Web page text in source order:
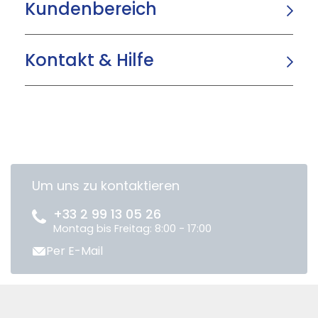
Kundenbereich
Kontakt & Hilfe
Um uns zu kontaktieren
+33 2 99 13 05 26
Montag bis Freitag: 8:00 - 17:00
Per E-Mail